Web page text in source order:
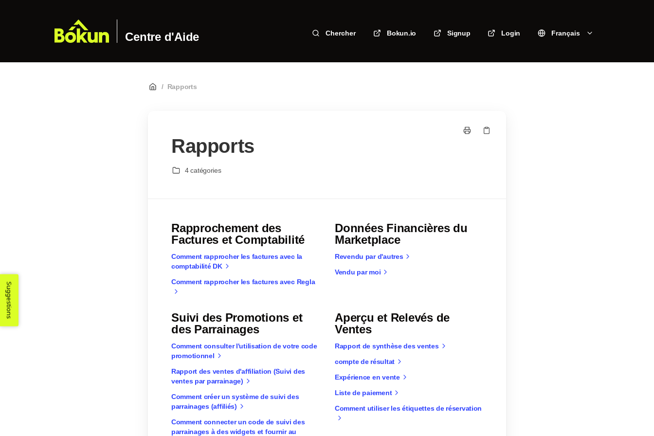
Centre d'Aide Chercher Bokun.io Signup Login Français
/ Rapports
Rapports
4 catégories
Rapprochement des
Factures et Comptabilité
Comment rapprocher les factures avec la
comptabilité DK
Comment rapprocher les factures avec Regla
Données Financières du
Marketplace
Revendu par d'autres
Vendu par moi
Suivi des Promotions et
des Parrainages
Comment consulter l'utilisation de votre code
promotionnel
Rapport des ventes d'affiliation (Suivi des
ventes par parrainage)
Comment créer un système de suivi des
parrainages (affiliés)
Comment connecter un code de suivi des
parrainages à des widgets et fournir au
Aperçu et Relevés de
Ventes
Rapport de synthèse des ventes
compte de résultat
Expérience en vente
Liste de paiement
Comment utiliser les étiquettes de réservation
Suggestions